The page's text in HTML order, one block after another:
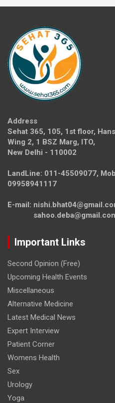
Address
Sehat 365, 105, 1st floor,
Wing 2, 1 BSZ Marg, ITO,
New Delhi - 110002
LandLine: 011-45509077,
09958941117
E-mail:
Important Links
Second Opinion (Free)
Upcoming Health Events
Miscellaneous
Alternative Medicine
Latest Medical News
Expert Interview
Patient Corner
Womens Health
Sex
Urology
Yoga